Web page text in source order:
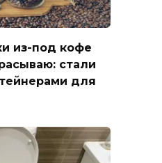
из-под кофе
стали
для